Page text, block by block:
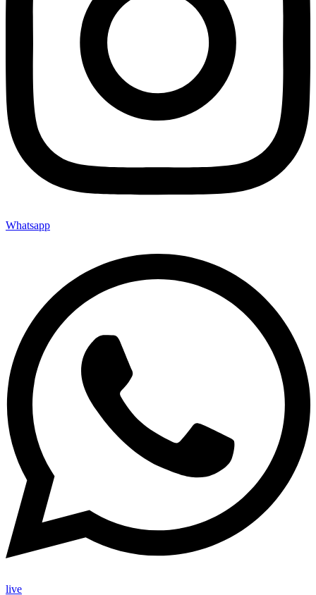
Whatsapp
live